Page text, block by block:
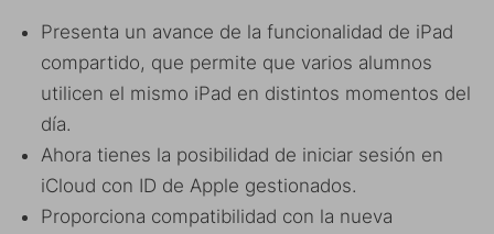
Presenta un avance de la funcionalidad de iPad
compartido, que permite que varios alumnos
utilicen el mismo iPad en distintos momentos del
día.
Ahora tienes la posibilidad de iniciar sesión en
iCloud con ID de Apple gestionados.
Proporciona compatibilidad con la nueva